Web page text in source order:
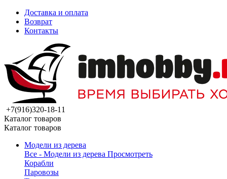
Доставка и оплата
Возврат
Контакты
+7(916)320-18-11
Каталог товаров
Каталог товаров
Модели из дерева
Все - Модели из дерева Просмотреть
Корабли
Паровозы